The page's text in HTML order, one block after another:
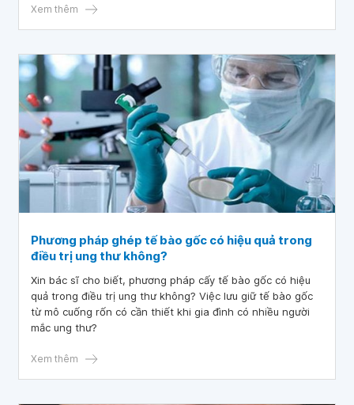
Xem thêm
Phương pháp ghép tế bào gốc có hiệu quả trong
điều trị ung thư không?
Xin bác sĩ cho biết, phương pháp cấy tế bào gốc có hiệu
quả trong điều trị ung thư không? Việc lưu giữ tế bào gốc
từ mô cuống rốn có cần thiết khi gia đình có nhiều người
mắc ung thư?
Xem thêm